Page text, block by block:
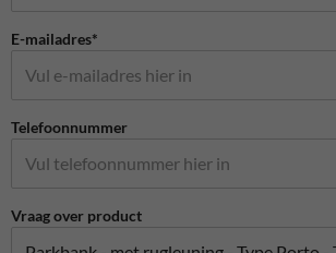
E-mailadres*
Telefoonnummer
Vraag over product